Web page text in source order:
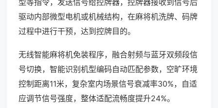
驱动内部微型电机或机械结构，在麻将机洗牌、码牌
过程中进行干预，达到控牌目的。
无线智能麻将机免装程序，融合射频与蓝牙双频段信
号切换，智能识别机型编码自动匹配参数，空旷环境
控制距离11米，复杂室内场景信号衰减率30%，自适
应调节信号强度，整体适配流畅度提升24%。